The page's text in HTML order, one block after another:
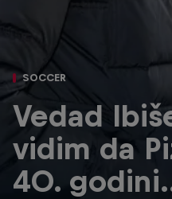
SOCCER
Vedad
vidim da
40.